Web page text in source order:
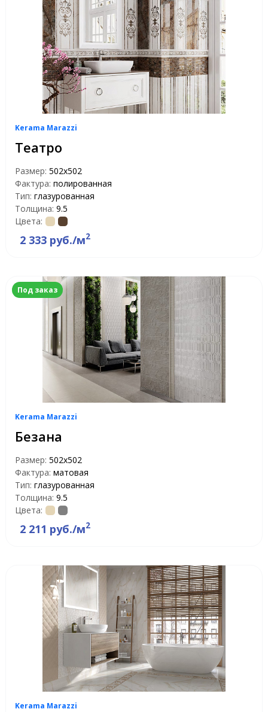
Kerama Marazzi
Театро
Размер: 502x502
Фактура: полированная
Тип: глазурованная
Толщина: 9.5
Цвета:
2 333 руб./м2
Под заказ
Kerama Marazzi
Безана
Размер: 502x502
Фактура: матовая
Тип: глазурованная
Толщина: 9.5
Цвета:
2 211 руб./м2
Kerama Marazzi